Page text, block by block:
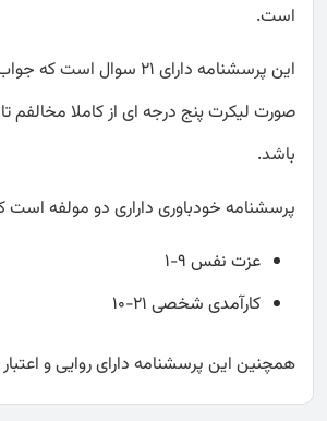
است.
این پرسشنامه دارای 21 سوال
صورت لیکرت پنج درجه ای از کاملا مخالفم
باشد.
پرسشنامه خودباوری داراری دو مولفه است
عزت نفس 9-1
کارآمدی شخصی 21-10
همچنین این پرسشنامه دارای روایی و